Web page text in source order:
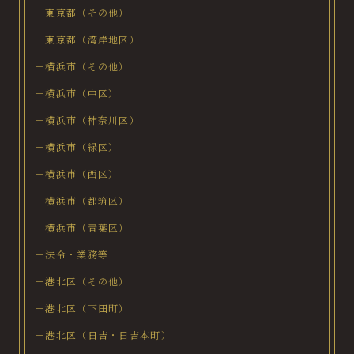
－東京都（その他）
－東京都（湾岸地区）
－横浜市（その他）
－横浜市（中区）
－横浜市（神奈川区）
－横浜市（緑区）
－横浜市（西区）
－横浜市（都筑区）
－横浜市（青葉区）
－法令・業務等
－港北区（その他）
－港北区（下田町）
－港北区（日吉・日吉本町）